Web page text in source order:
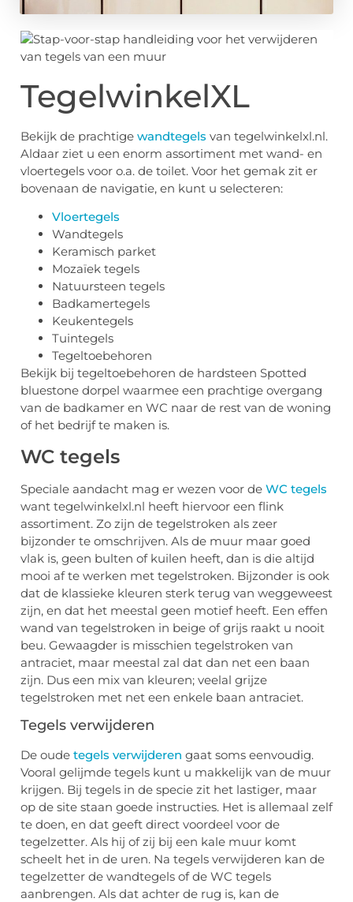
TegelwinkelXL
Bekijk de prachtige wandtegels van tegelwinkelxl.nl.
Aldaar ziet u een enorm assortiment met wand- en
vloertegels voor o.a. de toilet. Voor het gemak zit er
bovenaan de navigatie, en kunt u selecteren:
Vloertegels
Wandtegels
Keramisch parket
Mozaïek tegels
Natuursteen tegels
Badkamertegels
Keukentegels
Tuintegels
Tegeltoebehoren
Bekijk bij tegeltoebehoren de hardsteen Spotted
bluestone dorpel waarmee een prachtige overgang
van de badkamer en WC naar de rest van de woning
of het bedrijf te maken is.
WC tegels
Speciale aandacht mag er wezen voor de WC tegels
want tegelwinkelxl.nl heeft hiervoor een flink
assortiment. Zo zijn de tegelstroken als zeer
bijzonder te omschrijven. Als de muur maar goed
vlak is, geen bulten of kuilen heeft, dan is die altijd
mooi af te werken met tegelstroken. Bijzonder is ook
dat de klassieke kleuren sterk terug van weggeweest
zijn, en dat het meestal geen motief heeft. Een effen
wand van tegelstroken in beige of grijs raakt u nooit
beu. Gewaagder is misschien tegelstroken van
antraciet, maar meestal zal dat dan net een baan
zijn. Dus een mix van kleuren; veelal grijze
tegelstroken met net een enkele baan antraciet.
Tegels verwijderen
De oude tegels verwijderen gaat soms eenvoudig.
Vooral gelijmde tegels kunt u makkelijk van de muur
krijgen. Bij tegels in de specie zit het lastiger, maar
op de site staan goede instructies. Het is allemaal zelf
te doen, en dat geeft direct voordeel voor de
tegelzetter. Als hij of zij bij een kale muur komt
scheelt het in de uren. Na tegels verwijderen kan de
tegelzetter de wandtegels of de WC tegels
aanbrengen. Als dat achter de rug is, kan de